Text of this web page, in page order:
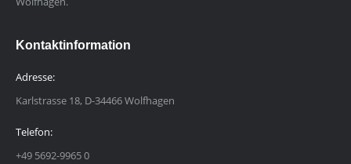
Kontaktinformation
Adresse:
Karlstrasse 18, D-34466 Wolfhagen
Telefon:
+49 5692-9965 0